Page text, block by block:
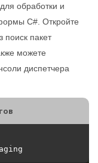
обработки и
C#. Откройте
поиск пакет
можете
диспетчера